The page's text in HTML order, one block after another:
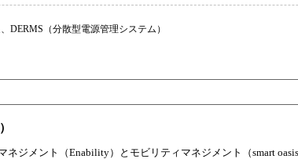
DERMS（分散型電源管理システム）
ネジメント（Enability）とモビリティマネジメント（smart